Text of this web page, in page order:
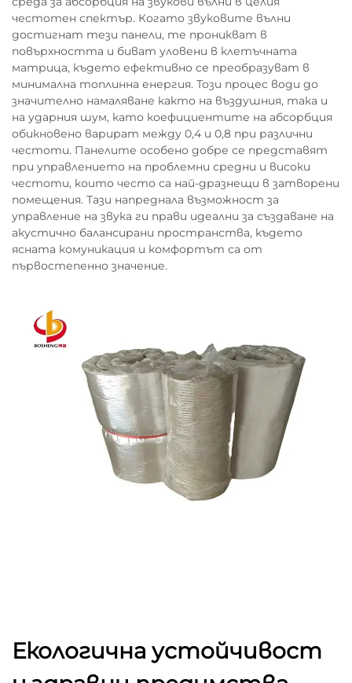
честотен спектър. Когато звуковите вълни
достигнат тези панели, те проникват в
повърхността и биват уловени в клетъчната
матрица, където ефективно се преобразуват в
минимална топлинна енергия. Този процес води до
значително намаляване както на въздушния, така и
на ударния шум, като коефициентите на абсорбция
обикновено варират между 0,4 и 0,8 при различни
честоти. Панелите особено добре се представят
при управлението на проблемни средни и високи
честоти, които често са най-дразнещи в затворени
помещения. Тази напреднала възможност за
управление на звука ги прави идеални за създаване на
акустично балансирани пространства, където
ясната комуникация и комфортът са от
първостепенно значение.
Екологична устойчивост